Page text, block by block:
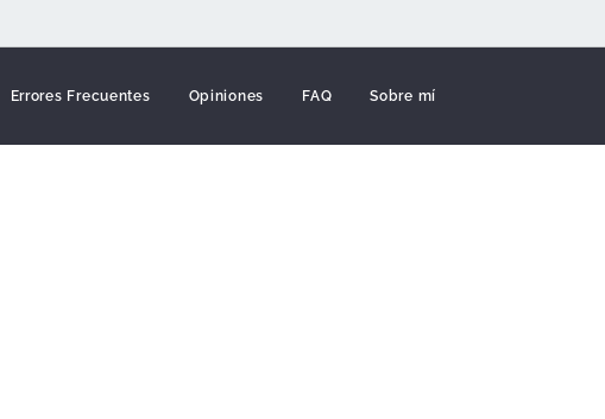
Errores Frecuentes Opiniones FAQ Sobre mí